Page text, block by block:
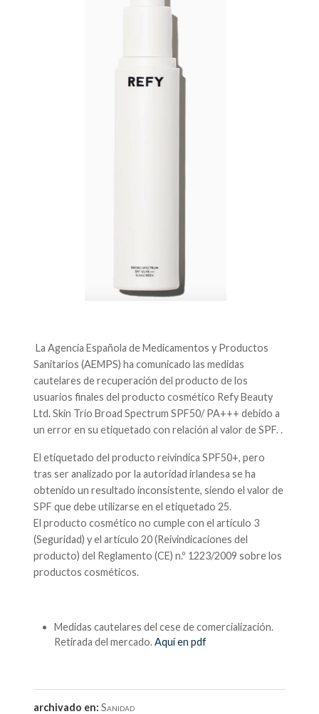
La Agencia Española de Medicamentos y Productos
Sanitarios (AEMPS) ha comunicado las medidas
cautelares de recuperación del producto de los
usuarios finales del producto cosmético Refy Beauty
Ltd. Skin Trio Broad Spectrum SPF50/ PA+++ debido a
un error en su etiquetado con relación al valor de SPF. .
El etiquetado del producto reivindica SPF50+, pero
tras ser analizado por la autoridad irlandesa se ha
obtenido un resultado inconsistente, siendo el valor de
SPF que debe utilizarse en el etiquetado 25.
El producto cosmético no cumple con el artículo 3
(Seguridad) y el artículo 20 (Reivindicaciones del
producto) del Reglamento (CE) n.º 1223/2009 sobre los
productos cosméticos.
Medidas cautelares del cese de comercialización.
Retirada del mercado.Aquí en pdf
archivado en:Sanidad